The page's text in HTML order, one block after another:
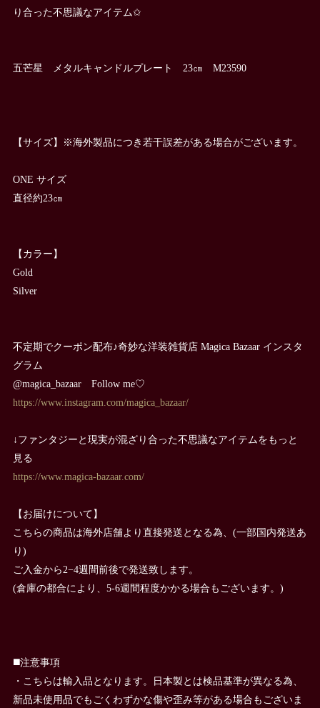
り合った不思議なアイテム✩
五芒星 メタルキャンドルプレート 23㎝ M23590
【サイズ】※海外製品につき若干誤差がある場合がございます。
ONE サイズ
直径約23㎝
【カラー】
Gold
Silver
不定期でクーポン配布♪奇妙な洋装雑貨店 Magica Bazaar インスタ
グラム
@magica_bazaar Follow me♡
https://www.instagram.com/magica_bazaar/
↓ファンタジーと現実が混ざり合った不思議なアイテムをもっと
見る
https://www.magica-bazaar.com/
【お届けについて】
こちらの商品は海外店舗より直接発送となる為、(一部国内発送あ
り)
ご入金から2−4週間前後で発送致します。
(倉庫の都合により、5-6週間程度かかる場合もございます。)
◼️注意事項
・こちらは輸入品となります。日本製とは検品基準が異なる為、
新品未使用品でもごくわずかな傷や歪み等がある場合もございま